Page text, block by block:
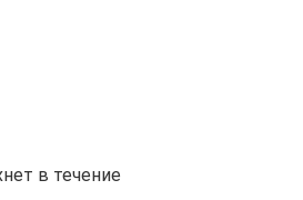
в течение